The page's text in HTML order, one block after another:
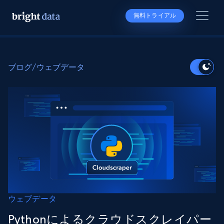
無料トライアル
ブログ/ウェブデータ
ウェブデータ
Pythonによるクラウドスクレイパー